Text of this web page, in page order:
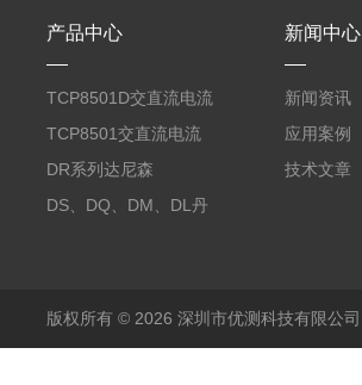
产品中心
TCP8501D交直流电流
探头500A
TCP8501交直流电流
探头500A
DR系列达尼森
Danisense高精度电流
DS、DQ、DM、DL丹
新闻中心
新闻资讯
应用案例
技术文章
版权所有 © 2026 深圳市优测科技有限公司